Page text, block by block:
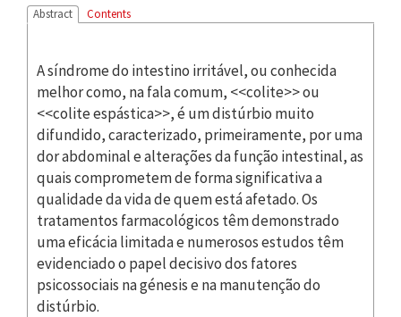
Abstract Contents
A síndrome do intestino irritável, ou conhecida
melhor como, na fala comum, <<colite>> ou
<<colite espástica>>, é um distúrbio muito
difundido, caracterizado, primeiramente, por uma
dor abdominal e alterações da função intestinal, as
quais comprometem de forma significativa a
qualidade da vida de quem está afetado. Os
tratamentos farmacológicos têm demonstrado
uma eficácia limitada e numerosos estudos têm
evidenciado o papel decisivo dos fatores
psicossociais na génesis e na manutenção do
distúrbio.